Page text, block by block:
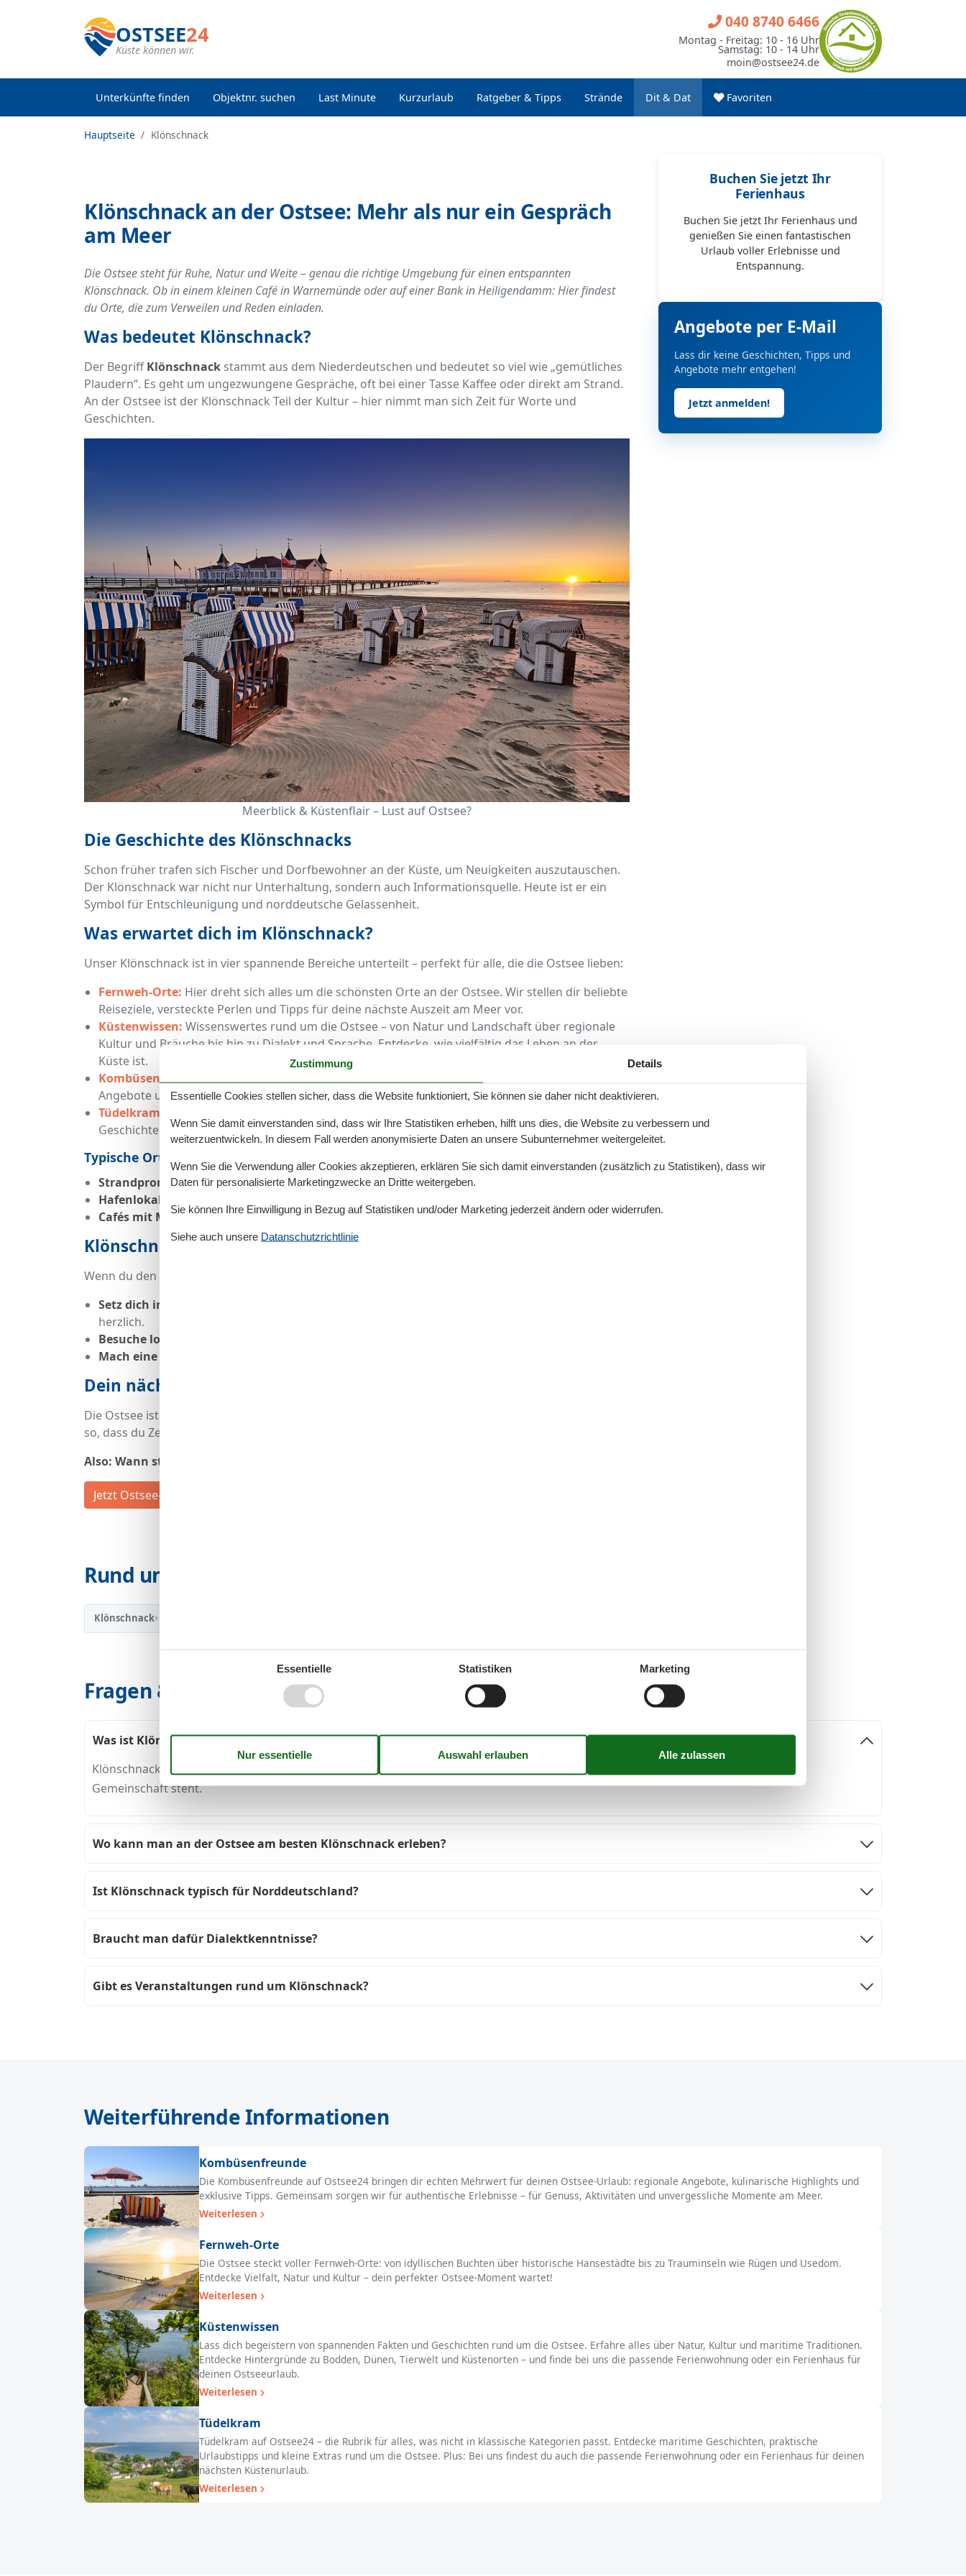
OSTSEE24
Küste können wir.
Unterkünfte finden Objektnr. suchen Last Minute Kurzurlaub Ratgeber & Tipps Strände Dit & Dat Favoriten
040 8740 6466
Montag - Freitag: 10 - 16 Uhr
Samstag: 10 - 14 Uhr
moin@ostsee24.de
Hauptseite Klönschnack
Klönschnack an der Ostsee: Mehr als nur ein Gespräch
am Meer
Die Ostsee steht für Ruhe, Natur und Weite – genau die richtige Umgebung für einen entspannten
Klönschnack. Ob in einem kleinen Café in Warnemünde oder auf einer Bank in Heiligendamm: Hier findest
du Orte, die zum Verweilen und Reden einladen.
Was bedeutet Klönschnack?
Der BegriffKlönschnack stammt aus dem Niederdeutschen und bedeutet so viel wie „gemütliches
Plaudern“. Es geht um ungezwungene Gespräche, oft bei einer Tasse Kaffee oder direkt am Strand.
An der Ostsee ist der Klönschnack Teil der Kultur – hier nimmt man sich Zeit für Worte und
Geschichten.
Meerblick & Küstenflair – Lust auf Ostsee?
Die Geschichte des Klönschnacks
Schon früher trafen sich Fischer und Dorfbewohner an der Küste, um Neuigkeiten auszutauschen.
Der Klönschnack war nicht nur Unterhaltung, sondern auch Informationsquelle. Heute ist er ein
Symbol für Entschleunigung und norddeutsche Gelassenheit.
Was erwartet dich im Klönschnack?
Unser Klönschnack ist in vier spannende Bereiche unterteilt – perfekt für alle, die die Ostsee lieben:
Fernweh-Orte: Hier dreht sich alles um die schönsten Orte an der Ostsee. Wir stellen dir beliebte
Reiseziele, versteckte Perlen und Tipps für deine nächste Auszeit am Meer vor.
Küstenwissen: Wissenswertes rund um die Ostsee – von Natur und Landschaft über regionale
Kultur und Bräuche bis hin zu Dialekt und Sprache. Entdecke, wie vielfältig das Leben an der
Küste ist.
Kombüsenfreunde:Die Rubrik für Kooperationen und Partner. Hier findest du spannende
Angebote und Unternehmen, die die Ostsee-Region prägen.
Tüdelkram:
Geschichten bis zu unterhaltsamen Fundstücken.
Typische Orte für Klönschnack
Strandpromenaden: Ideal für spontane Gespräche beim Spaziergang.
Hafenlokale:
Cafés mit Meerblick:Perfekt für lange Gespräche bei Kaffee und Kuchen.
Klönschnack erleben – Tipps für Reisende
Wenn du den echten Klönschnack erleben möchtest, probiere Folgendes:
Setz dich in ein Café
herzlich.
Besuche lokale Märkte
Mach eine Hafenrundfahrt
Dein nächster Klönschnack wartet!
Die Ostsee ist nicht nur ein Ort für Strandurlaub, sondern auch für Begegnungen. Plane deine Reise
so, dass du Zeit für Gespräche hast.
Also: Wann startest du deinen nächsten Klönschnack am Meer?
Jetzt Ostsee-Urlaub buchen und die norddeutsche Lebensart erleben!
Buchen Sie jetzt Ihr
Ferienhaus
Buchen Sie jetzt Ihr Ferienhaus und
genießen Sie einen fantastischen
Urlaub voller Erlebnisse und
Entspannung.
Angebote per E-Mail
Lass dir keine Geschichten, Tipps und
Angebote mehr entgehen!
Jetzt anmelden!
Fragen & Antworten: Klönschnack an der Ostsee
Was ist Klönschnack genau?
Klönschnack bedeutet gemütliches Plaudern, oft ohne festen Anlass. Es ist eine norddeutsche Tradition, die für Entspannung und
Gemeinschaft steht.
Wo kann man an der Ostsee am besten Klönschnack erleben?
Ist Klönschnack typisch für Norddeutschland?
Braucht man dafür Dialektkenntnisse?
Gibt es Veranstaltungen rund um Klönschnack?
Weiterführende Informationen
Kombüsenfreunde
Die Kombüsenfreunde auf Ostsee24 bringen dir echten Mehrwert für deinen Ostsee-Urlaub: regionale Angebote, kulinarische Highlights und
exklusive Tipps. Gemeinsam sorgen wir für authentische Erlebnisse – für Genuss, Aktivitäten und unvergessliche Momente am Meer.
Weiterlesen
Fernweh-Orte
Die Ostsee steckt voller Fernweh-Orte: von idyllischen Buchten über historische Hansestädte bis zu Trauminseln wie Rügen und Usedom.
Entdecke Vielfalt, Natur und Kultur – dein perfekter Ostsee-Moment wartet!
Weiterlesen
Küstenwissen
Lass dich begeistern von spannenden Fakten und Geschichten rund um die Ostsee. Erfahre alles über Natur, Kultur und maritime Traditionen.
Entdecke Hintergründe zu Bodden, Dünen, Tierwelt und Küstenorten – und finde bei uns die passende Ferienwohnung oder ein Ferienhaus für
deinen Ostseeurlaub.
Weiterlesen
Tüdelkram
Tüdelkram auf Ostsee24 – die Rubrik für alles, was nicht in klassische Kategorien passt. Entdecke maritime Geschichten, praktische
Urlaubstipps und kleine Extras rund um die Ostsee. Plus: Bei uns findest du auch die passende Ferienwohnung oder ein Ferienhaus für deinen
nächsten Küstenurlaub.
Weiterlesen
Rund um deinen Urlaub an der Ostsee
Klönschnack▾
Zustimmung Details
Essentielle Cookies stellen sicher, dass die Website funktioniert, Sie können sie daher nicht deaktivieren.
Wenn Sie damit einverstanden sind, dass wir Ihre Statistiken erheben, hilft uns dies, die Website zu verbessern und
weiterzuentwickeln. In diesem Fall werden anonymisierte Daten an unsere Subunternehmer weitergeleitet.
Wenn Sie die Verwendung aller Cookies akzeptieren, erklären Sie sich damit einverstanden (zusätzlich zu Statistiken), dass wir
Daten für personalisierte Marketingzwecke an Dritte weitergeben.
Sie können Ihre Einwilligung in Bezug auf Statistiken und/oder Marketing jederzeit ändern oder widerrufen.
Siehe auch unsere Datanschutzrichtlinie
Essentielle Statistiken Marketing